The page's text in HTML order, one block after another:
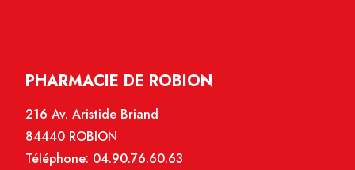
PHARMACIE DE ROBION
216 Av. Aristide Briand
84440 ROBION
Téléphone: 04.90.76.60.63